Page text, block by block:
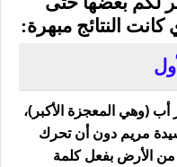
النتائج مبهرة:
(وهي المعجزة الأكبر)،
مريم دون أن تحرك
من الأرض بفعل كلمة